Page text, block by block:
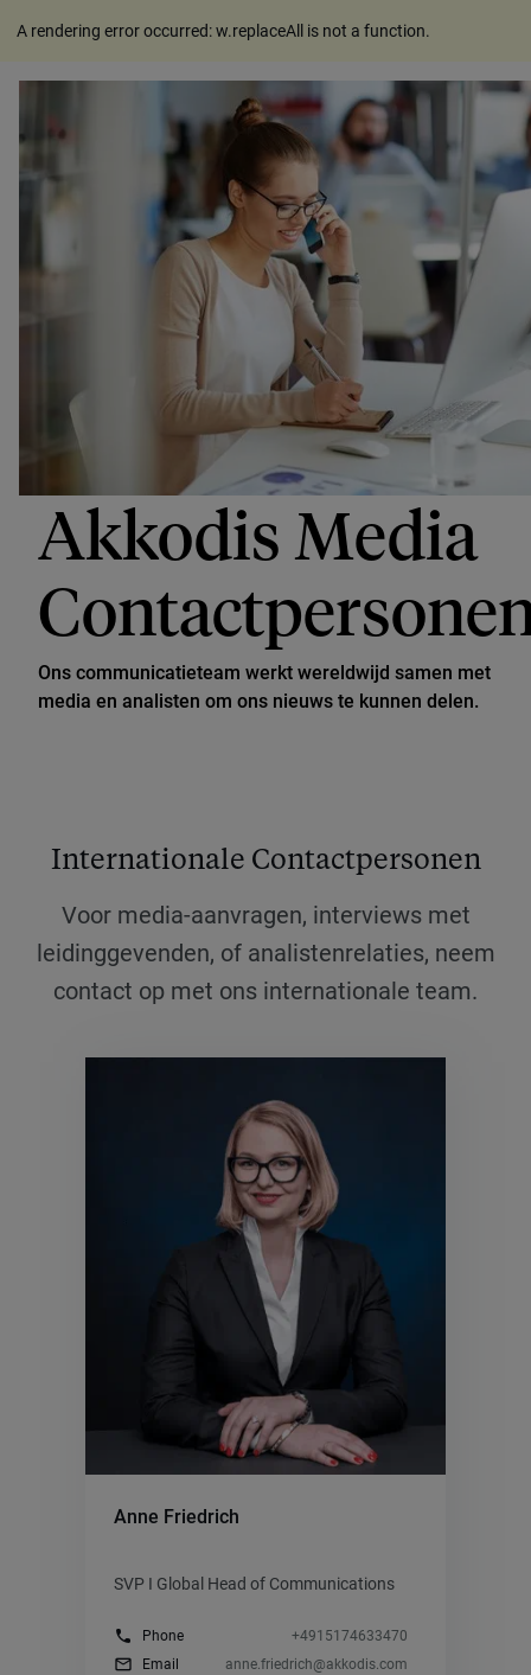
A rendering error occurred:w.replaceAll is not a function.
Akkodis Media
Ons communicatieteam werkt wereldwijd samen met
media en analisten om ons nieuws te kunnen delen.
Internationale Contactpersonen
Voor media-aanvragen, interviews met
leidinggevenden, of analistenrelaties, neem
contact op met ons internationale team.
Anne Friedrich
SVP I Global Head of Communications
phone Phone +4915174633470
mail_outline Email anne.friedrich@akkodis.com